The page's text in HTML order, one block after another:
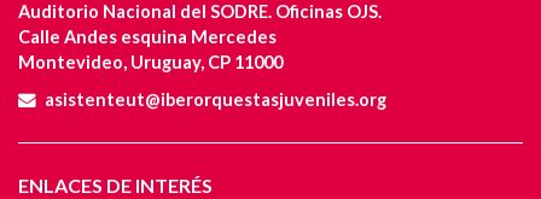
Auditorio Nacional del SODRE. Oficinas OJS.
Calle Andes esquina Mercedes
Montevideo, Uruguay, CP 11000
asistenteut@iberorquestasjuveniles.org
ENLACES DE INTERÉS